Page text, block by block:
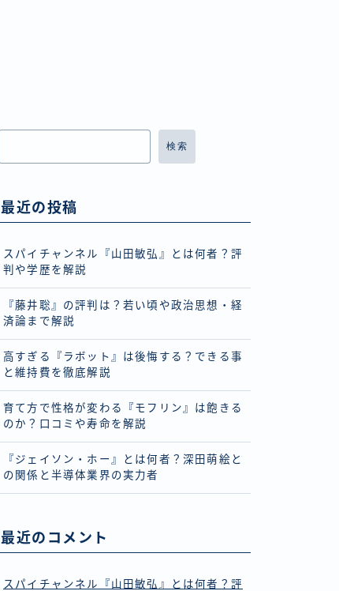
検索
最近の投稿
スパイチャンネル『山田敏弘』とは何者？評
判や学歴を解説
『藤井聡』の評判は？若い頃や政治思想・経
済論まで解説
高すぎる『ラボット』は後悔する？できる事
と維持費を徹底解説
育て方で性格が変わる『モフリン』は飽きる
のか？口コミや寿命を解説
『ジェイソン・ホー』とは何者？深田萌絵と
の関係と半導体業界の実力者
最近のコメント
スパイチャンネル『山田敏弘』とは何者？評